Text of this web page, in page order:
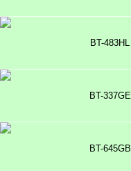
BT-483HL
BT-337GE
BT-645GB